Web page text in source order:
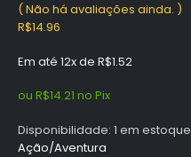
0 out of 5
( Não há avaliações ainda. )
R$14.96
Em até 12x de R$1.52
ou R$14.21 no Pix
Disponibilidade: 1 em estoque
Ação/Aventura